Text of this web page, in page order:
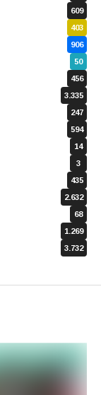
609
403
906
50
456
3.335
247
594
14
3
435
2.632
68
1.269
3.732